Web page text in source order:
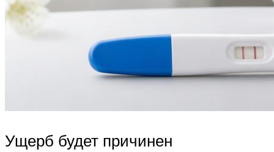
Ущерб будет причинен